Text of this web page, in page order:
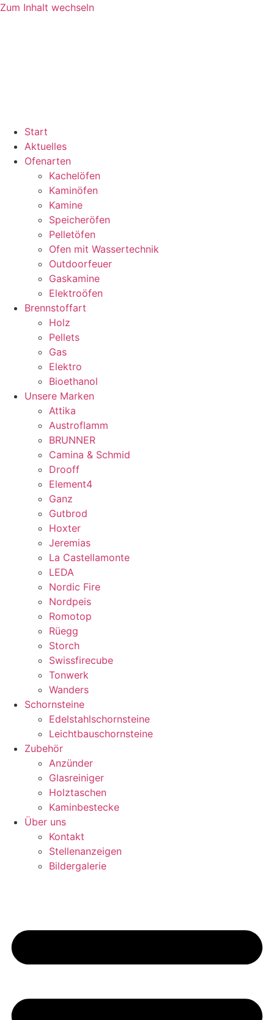
Zum Inhalt wechseln
Start
Aktuelles
Ofenarten
Kachelöfen
Kaminöfen
Kamine
Speicheröfen
Pelletöfen
Ofen mit Wassertechnik
Outdoorfeuer
Gaskamine
Elektroöfen
Brennstoffart
Holz
Pellets
Gas
Elektro
Bioethanol
Unsere Marken
Attika
Austroflamm
BRUNNER
Camina & Schmid
Drooff
Element4
Ganz
Gutbrod
Hoxter
Jeremias
La Castellamonte
LEDA
Nordic Fire
Nordpeis
Romotop
Rüegg
Storch
Swissfirecube
Tonwerk
Wanders
Schornsteine
Edelstahlschornsteine
Leichtbauschornsteine
Zubehör
Anzünder
Glasreiniger
Holztaschen
Kaminbestecke
Über uns
Kontakt
Stellenanzeigen
Bildergalerie